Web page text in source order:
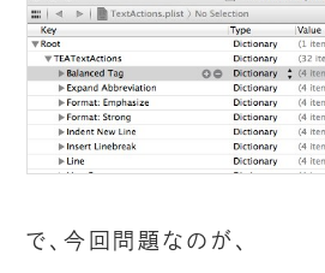
で、今回問題なのが、